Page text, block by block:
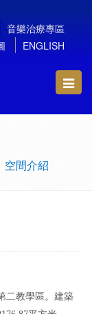
音樂治療專區
ENGLISH
空間介紹
二教學區。建築